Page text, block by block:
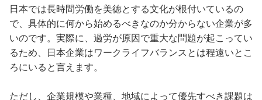
日本では長時間労働を美徳とする文化が根付いているの
で、具体的に何から始めるべきなのか分からない企業が多
いのです。実際に、過労が原因で重大な問題が起こってい
るため、日本企業はワークライフバランスとは程遠いとこ
ろにいると言えます。
ただし、企業規模や業種、地域によって優先すべき課題は